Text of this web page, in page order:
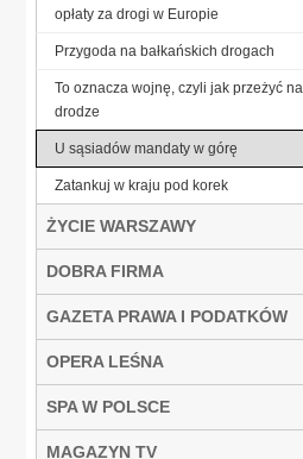
opłaty za drogi w Europie
Przygoda na bałkańskich drogach
To oznacza wojnę, czyli jak przeżyć na
drodze
U sąsiadów mandaty w górę
Zatankuj w kraju pod korek
ŻYCIE WARSZAWY
DOBRA FIRMA
GAZETA PRAWA I PODATKÓW
OPERA LEŚNA
SPA W POLSCE
MAGAZYN TV